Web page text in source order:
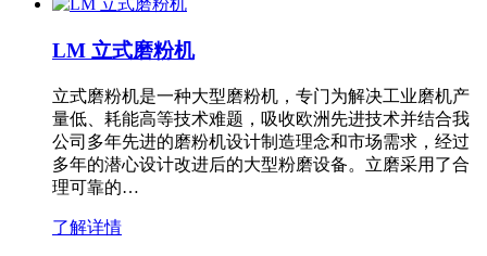
LM 立式磨粉机
立式磨粉机是一种大型磨粉机，专门为解决工业磨机产
量低、耗能高等技术难题，吸收欧洲先进技术并结合我
公司多年先进的磨粉机设计制造理念和市场需求，经过
多年的潜心设计改进后的大型粉磨设备。立磨采用了合
理可靠的…
了解详情